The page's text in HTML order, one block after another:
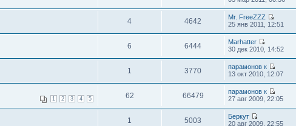
4 4642
Mr. FreeZZZ
25 янв 2011, 12:51
6 6444
Marhatter
30 дек 2010, 14:52
1 3770
парамонов к
13 окт 2010, 12:07
1 2 3 4 5 62 66479
парамонов к
27 авг 2009, 22:05
1 5003
Беркут
20 авг 2009, 22:55